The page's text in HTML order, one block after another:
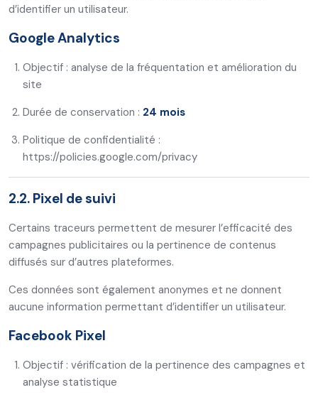
d’identifier un utilisateur.
Google Analytics
Objectif : analyse de la fréquentation et amélioration du
site
Durée de conservation : 24 mois
Politique de confidentialité :
https://policies.google.com/privacy
2.2. Pixel de suivi
Certains traceurs permettent de mesurer l’efficacité des
campagnes publicitaires ou la pertinence de contenus
diffusés sur d’autres plateformes.
Ces données sont également anonymes et ne donnent
aucune information permettant d’identifier un utilisateur.
Facebook Pixel
Objectif : vérification de la pertinence des campagnes et
analyse statistique